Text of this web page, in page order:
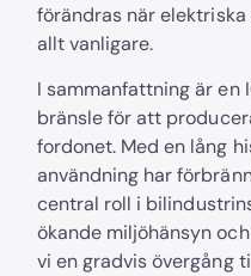
förändras när
allt vanligare.
I sammanfattning är en
bränsle för att
fordonet. Med en lång
användning har
central roll i
ökande miljöhänsyn
vi en gradvis övergång